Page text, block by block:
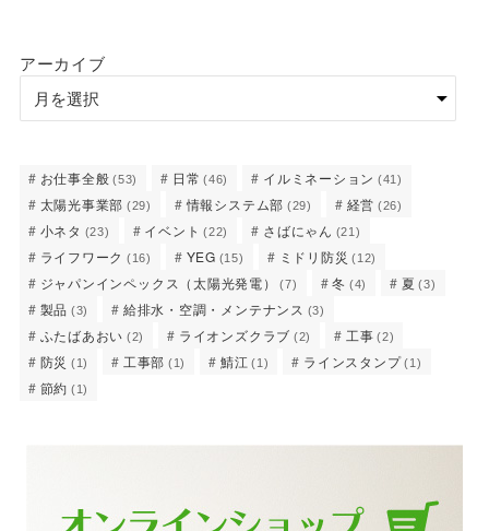
アーカイブ
お仕事全般 (53) 日常 (46) イルミネーション (41)
太陽光事業部 (29) 情報システム部 (29) 経営 (26)
小ネタ (23) イベント (22) さばにゃん (21)
ライフワーク (16) YEG (15) ミドリ防災 (12)
ジャパンインペックス（太陽光発電） (7) 冬 (4) 夏 (3)
製品 (3) 給排水・空調・メンテナンス (3)
ふたばあおい (2) ライオンズクラブ (2) 工事 (2)
防災 (1) 工事部 (1) 鯖江 (1) ラインスタンプ (1)
節約 (1)